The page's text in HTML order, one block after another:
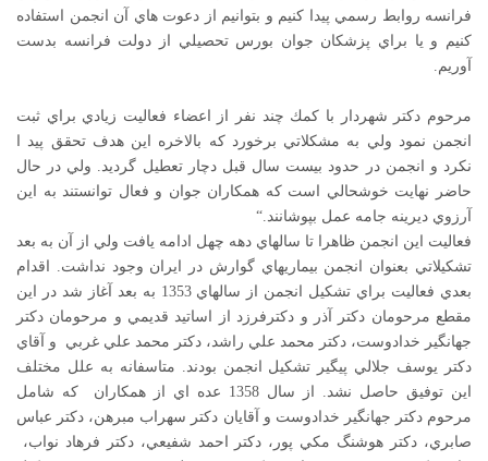
فرانسه روابط رسمي پيدا كنيم و بتوانيم از دعوت هاي آن انجمن استفاده
كنيم و يا براي پزشكان جوان بورس تحصيلي از دولت فرانسه بدست
آوريم.
مرحوم دكتر شهردار با كمك چند نفر از اعضاء فعاليت زيادي براي ثبت
انجمن نمود ولي به مشكلاتي برخورد كه بالاخره اين هدف تحقق پيد ا
نكرد و انجمن در حدود بيست سال قبل دچار تعطيل گرديد. ولي در حال
حاضر نهايت خوشحالي است كه همكاران جوان و فعال توانستند به اين
آرزوي ديرينه جامه عمل بپوشانند.“
فعاليت اين انجمن ظاهرا تا سالهاي دهه چهل ادامه يافت ولي از آن به بعد
تشكيلاتي بعنوان انجمن بيماريهاي گوارش در ايران وجود نداشت. اقدام
بعدي فعاليت براي تشكيل انجمن از سالهاي 1353 به بعد آغاز شد در اين
مقطع مرحومان دكتر آذر و دكترفرزد از اساتيد قديمي و مرحومان دكتر
جهانگير خدادوست، دكتر محمد علي راشد، دكتر محمد علي غربي و آقاي
دكتر يوسف جلالي پيگير تشكيل انجمن بودند. متاسفانه به علل مختلف
اين توفيق حاصل نشد. از سال 1358 عده اي از همكاران كه شامل
مرحوم دكتر جهانگير خدادوست و آقايان دكتر سهراب مبرهن، دكتر عباس
صابري، دكتر هوشنگ مكي پور، دكتر احمد شفيعي، دكتر فرهاد نواب،